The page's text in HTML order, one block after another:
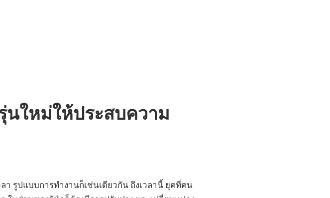
นใหม่ให้ประสบความ
า รูปแบบการทำงานก็เช่นเดียวกัน ถึงเวลานี้ ยุคที่คน